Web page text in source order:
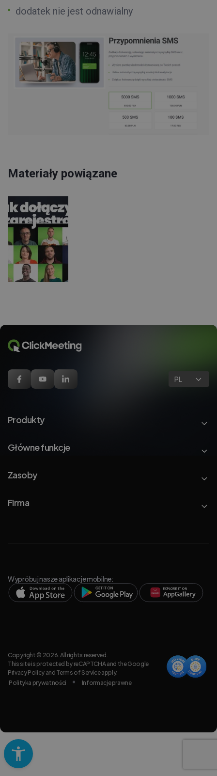
dodatek nie jest odnawialny
Materiały powiązane
PL
Produkty
Główne funkcje
Zasoby
Firma
Wypróbuj nasze aplikacje mobilne:
Copyright © 2026. All rights reserved.
This site is protected by reCAPTCHA and the Google
Privacy Policyand Terms of Serviceapply.
Polityka prywatności
Informacje prawne